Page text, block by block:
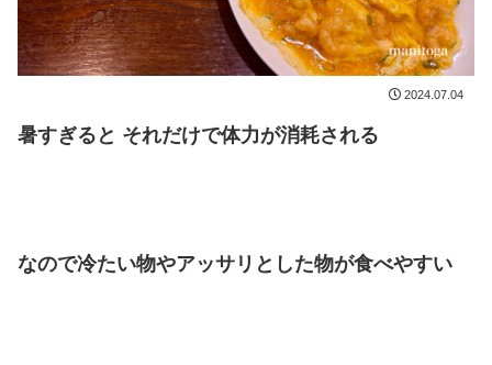
2024.07.04
暑すぎると それだけで体力が消耗される
なので冷たい物やアッサリとした物が食べやすい